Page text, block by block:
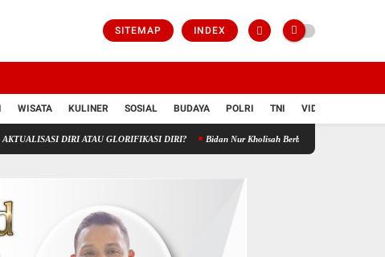
SITEMAP INDEX
WISATA KULINER SOSIAL BUDAYA POLRI TNI VIDIO
DIRI ATAU GLORIFIKASI DIRI? Bidan Nur Kholisah Berbagi Berkah di Karangampel,